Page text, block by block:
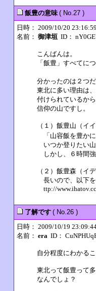
飯豊の意味 ( No.27 )
日時： 2009/10/20 23:16:59
名前： 御津垣ID：
こんばんは。
「飯豊」すべてに
分かったのは２つ
東北に多い理由は
付けられているか
信仰の山ですし。
（１）飯豊山（イ
「山容飯を豊か
いつか登りたい山
しかし、６時間強
（２）飯豊森（イデ
長いので、以下
ttp://
了解です ( No.26 )
日時： 2009/10/19
名前： eraID：
自分程度にわかる
東北って飯豊って多
なんでしょ？